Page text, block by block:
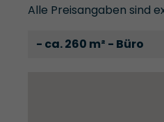
Alle Preisangaben sind
- ca. 260 m² - Büro